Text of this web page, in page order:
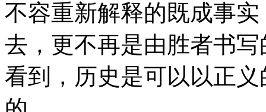
不容重新解释的既成事
去，更不再是由胜者书
看到，历史是可以以正